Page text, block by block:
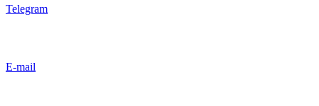
Telegram
E-mail